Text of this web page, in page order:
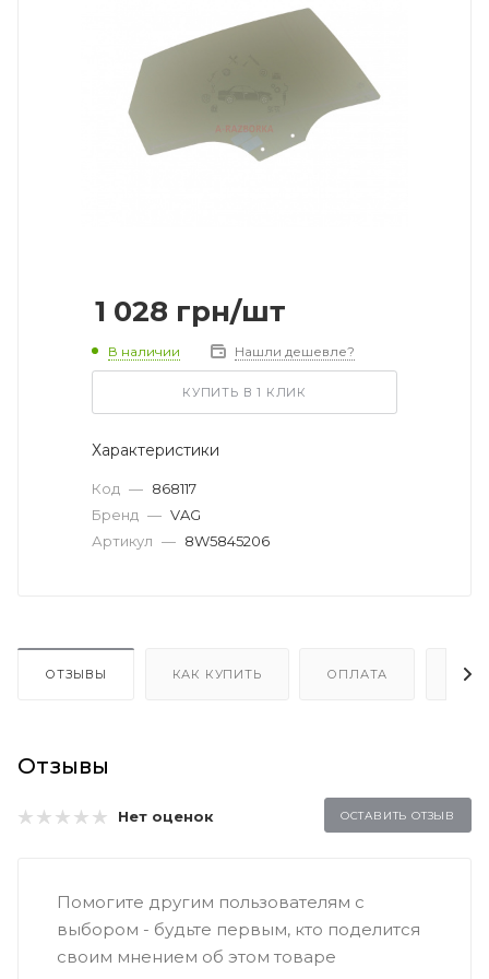
1 028 грн/шт
В наличии Нашли дешевле?
КУПИТЬ В 1 КЛИК
Характеристики
Код — 868117
Бренд — VAG
Артикул — 8W5845206
ОТЗЫВЫ КАК КУПИТЬ ОПЛАТА
Отзывы
Нет оценок ОСТАВИТЬ ОТЗЫВ
Помогите другим пользователям с
выбором - будьте первым, кто поделится
своим мнением об этом товаре